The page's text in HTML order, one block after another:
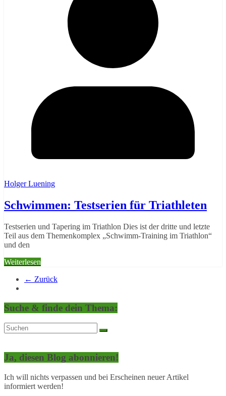
Holger Luening
Schwimmen: Testserien für Triathleten
Testserien und Tapering im Triathlon Dies ist der dritte und letzte
Teil aus dem Themenkomplex „Schwimm-Training im Triathlon“
und den
Weiterlesen
← Zurück
Suche & finde dein Thema:
Ja, diesen Blog abonnieren!
Ich will nichts verpassen und bei Erscheinen neuer Artikel
informiert werden!